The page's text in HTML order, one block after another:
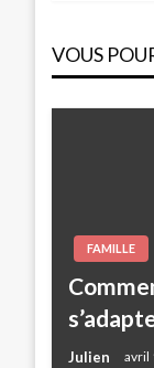
VOUS
FAMILLE
Julien avril